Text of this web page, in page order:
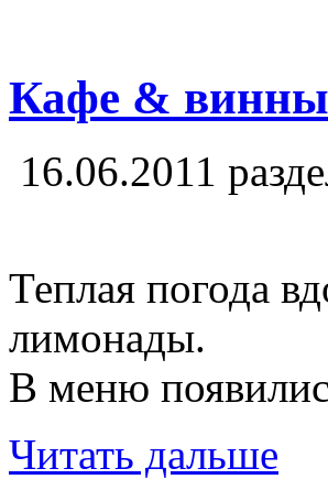
Кафе &
16.06.2011
Теплая погода
лимонады.
В меню
Читать дальше